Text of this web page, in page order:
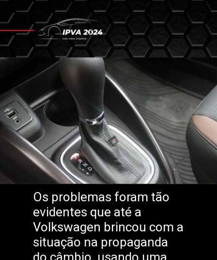
Os problemas foram tão
evidentes que até a
Volkswagen brincou com a
situação na propaganda